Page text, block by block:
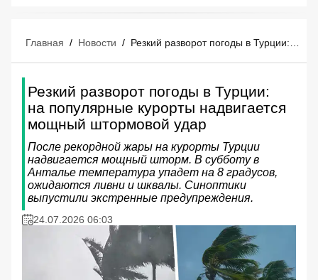
Главная / Новости / Резкий разворот погоды в Турции: на популярные курорты надвигается мощный штормовой удар
Резкий разворот погоды в Турции:
на популярные курорты надвигается
мощный штормовой удар
После рекордной жары на курорты Турции
надвигается мощный шторм. В субботу в
Анталье температура упадет на 8 градусов,
ожидаются ливни и шквалы. Синоптики
выпустили экстренные предупреждения.
24.07.2026 06:03